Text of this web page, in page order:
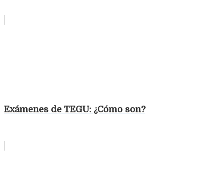
Exámenes de TEGU: ¿Cómo son?